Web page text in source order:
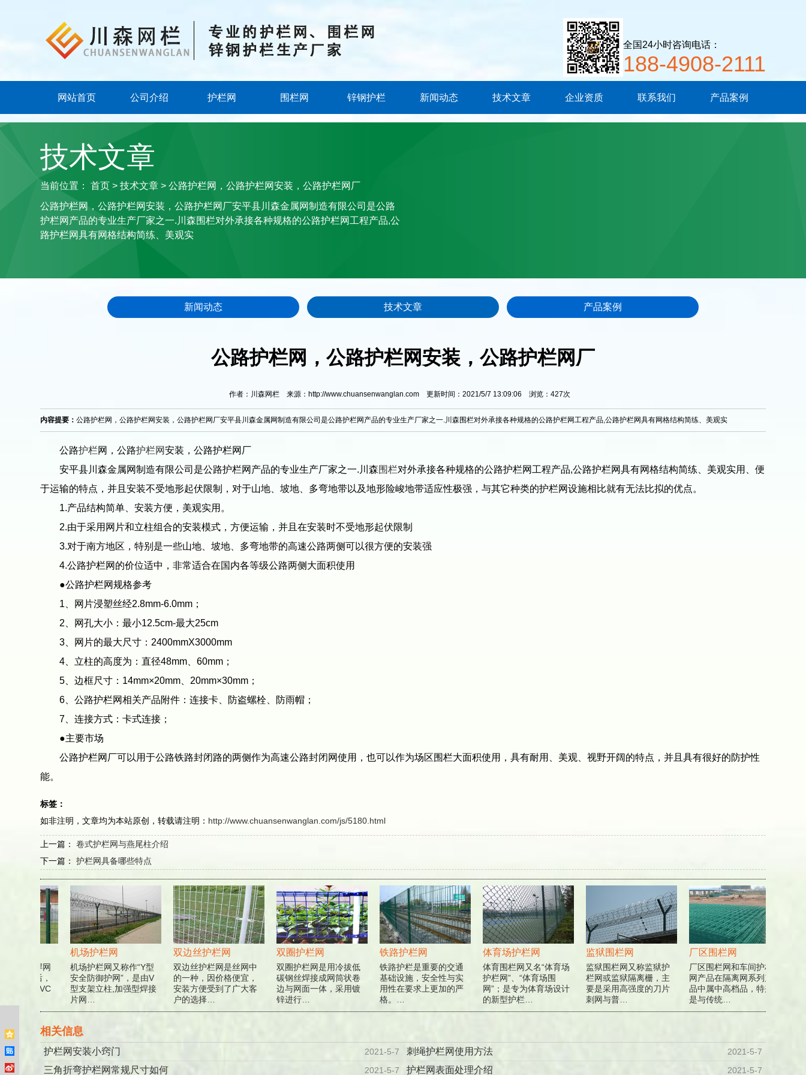
全国24小时咨询电话：
188-4908-2111
网站首页 公司介绍 护栏网 围栏网 锌钢护栏 新闻动态 技术文章 企业资质 联系我们 产品案例
技术文章
当前位置：首页 >技术文章 > 公路护栏网，公路护栏网安装，公路护栏网厂
公路护栏网，公路护栏网安装，公路护栏网厂安平县川森金属网制造有限公司是公路
护栏网产品的专业生产厂家之一.川森围栏对外承接各种规格的公路护栏网工程产品,公
路护栏网具有网格结构简练、美观实
新闻动态 技术文章 产品案例
公路护栏网，公路护栏网安装，公路护栏网厂
作者：川森网栏 来源：http://www.chuansenwanglan.com 更新时间：2021/5/7 13:09:06 浏览： 427次
内容提要：公路护栏网，公路护栏网安装，公路护栏网厂安平县川森金属网制造有限公司是公路护栏网产品的专业生产厂家之一.川森围栏对外承接各种规格的公路护栏网工程产品,公路护栏网具有网格结构简练、美观实
公路护栏网，公路护栏网安装，公路护栏网厂
安平县川森金属网制造有限公司是公路护栏网产品的专业生产厂家之一.川森围栏对外承接各种规格的公路护栏网工程产品,公路护栏网具有网格结构简练、美观实用、便
于运输的特点，并且安装不受地形起伏限制，对于山地、坡地、多弯地带以及地形险峻地带适应性极强，与其它种类的护栏网设施相比就有无法比拟的优点。
1.产品结构简单、安装方便，美观实用。
2.由于采用网片和立柱组合的安装模式，方便运输，并且在安装时不受地形起伏限制
3.对于南方地区，特别是一些山地、坡地、多弯地带的高速公路两侧可以很方便的安装强
4.公路护栏网的价位适中，非常适合在国内各等级公路两侧大面积使用
●公路护栏网规格参考
1、网片浸塑丝经2.8mm-6.0mm；
2、网孔大小：最小12.5cm-最大25cm
3、网片的最大尺寸：2400mmX3000mm
4、立柱的高度为：直径48mm、60mm；
5、边框尺寸：14mm×20mm、20mm×30mm；
6、公路护栏网相关产品附件：连接卡、防盗螺栓、防雨帽；
7、连接方式：卡式连接；
●主要市场
公路护栏网厂可以用于公路铁路封闭路的两侧作为高速公路封闭网使用，也可以作为场区围栏大面积使用，具有耐用、美观、视野开阔的特点，并且具有很好的防护性
能。
标签：
如非注明，文章均为本站原创，转载请注明： http://www.chuansenwanglan.com/js/5180.html
上一篇：卷式护栏网与燕尾柱介绍
下一篇：护栏网具备哪些特点
是经电焊网
焊接后，
塑或PVC
机场护栏网
机场护栏网又称作“Y型
安全防御护网”，是由V
型支架立柱,加强型焊接
片网…
双边丝护栏网
双边丝护栏网是丝网中
的一种，因价格便宜，
安装方便受到了广大客
户的选择…
双圈护栏网
双圈护栏网是用冷拔低
碳钢丝焊接成网筒状卷
边与网面一体，采用镀
锌进行…
铁路护栏网
铁路护栏是重要的交通
基础设施，安全性与实
用性在要求上更加的严
格。…
体育场护栏网
体育围栏网又名“体育场
护栏网”、“体育场围
网”；是专为体育场设计
的新型护栏…
监狱围栏网
监狱围栏网又称监狱护
栏网或监狱隔离栅，主
要是采用高强度的刀片
刺网与普…
厂区围栏网
厂区围栏网和车间护栏
网产品在隔离网系列产
品中属中高档品，特别
是与传统…
相关信息
护栏网安装小窍门 2021-5-7 刺绳护栏网使用方法 2021-5-7
三角折弯护栏网常规尺寸如何 2021-5-7 护栏网表面处理介绍 2021-5-7